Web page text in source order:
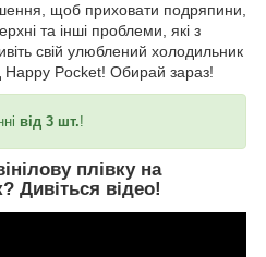
щоб приховати подряпини,
та інші проблеми, які з
свій улюблений холодильник
Happy Pocket! Обирай зараз!
від 3 шт.!
плівку на
Дивіться відео!